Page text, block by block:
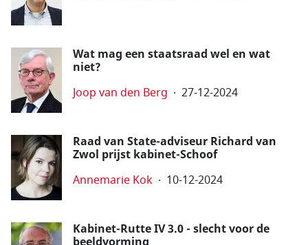
Wat mag een staatsraad wel en wat
niet?
Joop van den Berg 27-12-2024
Raad van State-adviseur Richard van
Zwol prijst kabinet-Schoof
Annemarie Kok 10-12-2024
Kabinet-Rutte IV 3.0 - slecht voor de
beeldvorming